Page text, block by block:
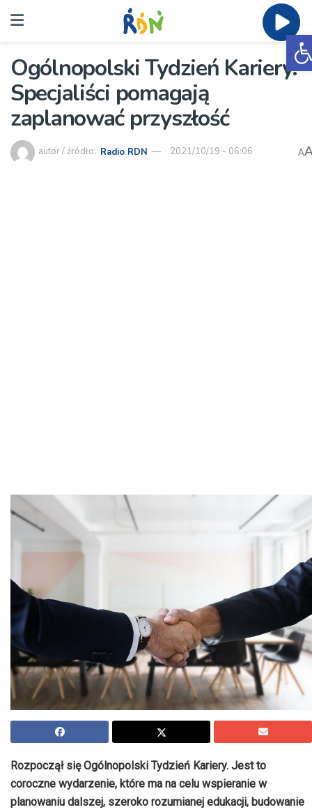
Ogólnopolski Tydzień Kariery.
Specjaliści pomagają
zaplanować przyszłość
autor / źródło: Radio RDN 2021/10/19 - 06:06 A
Rozpoczął się Ogólnopolski Tydzień Kariery. Jest to
coroczne wydarzenie, które ma na celu wspieranie w
planowaniu dalszej, szeroko rozumianej edukacji, budowanie